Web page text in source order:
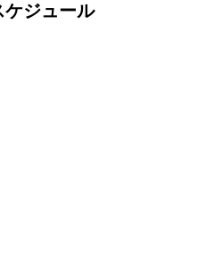
ケジュール